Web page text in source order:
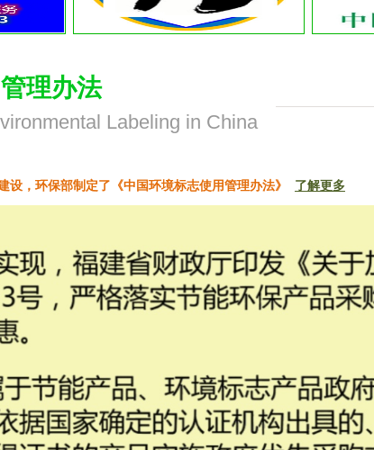
理办法
Labeling in China
，环保部制定了《中国环境标志使用管理办法》 了解更多